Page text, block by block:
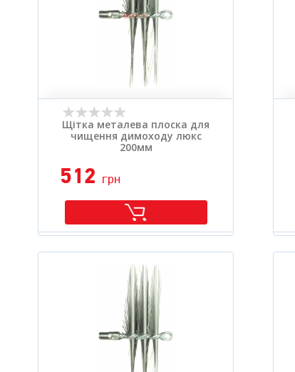
Щітка металева плоска для
чищення димоходу люкс
200мм
512 грн